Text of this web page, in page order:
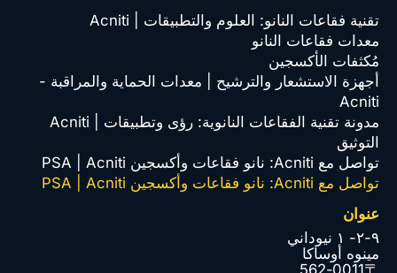
تقنية فقاعات النانو: العلوم والتطبيقات | Acniti
معدات فقاعات النانو
مُكثفات الأكسجين
أجهزة الاستشعار والترشيح | معدات الحماية والمراقبة -
Acniti
مدونة تقنية الفقاعات النانوية: رؤى وتطبيقات | Acniti
التوثيق
تواصل مع Acniti: نانو فقاعات وأكسجين PSA | Acniti
تواصل مع Acniti: نانو فقاعات وأكسجين PSA | Acniti
عنوان
٩-٢- ١ نيوداني
مينوه أوساكا